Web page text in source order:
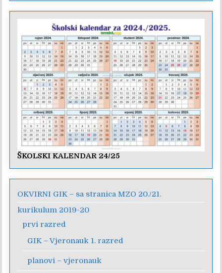
ŠKOLSKI KALENDAR 24/25
OKVIRNI GIK – sa stranica MZO 20./21.
kurikulum 2019-20
prvi razred
GIK – Vjeronauk 1. razred
planovi – vjeronauk